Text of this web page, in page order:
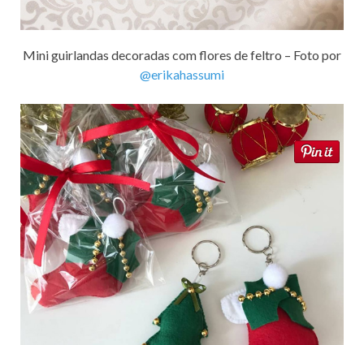
Mini guirlandas decoradas com flores de feltro – Foto por
@erikahassumi